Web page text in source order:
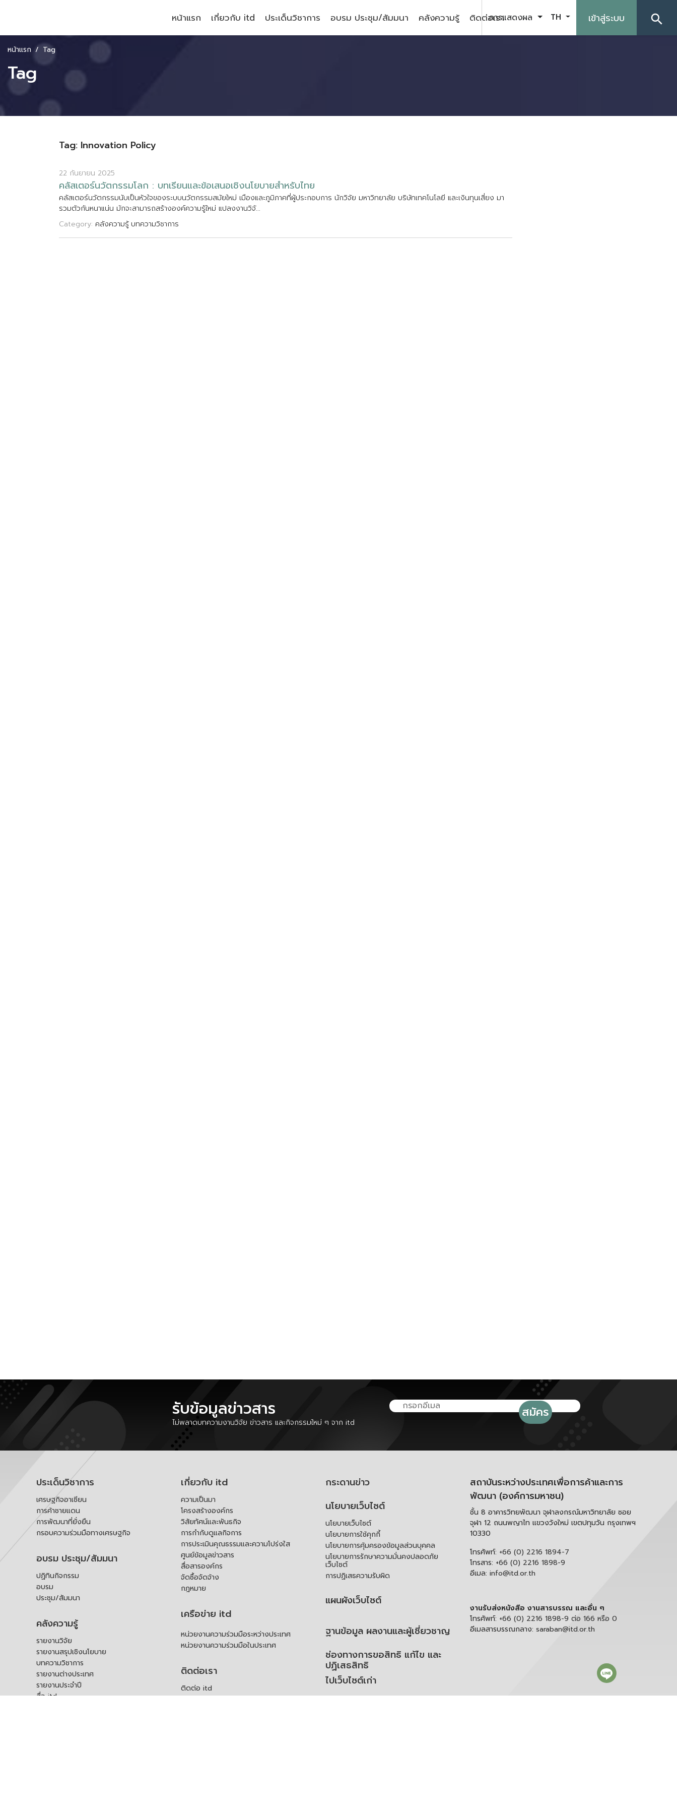
หน้าแรก เกี่ยวกับ itd ประเด็นวิชาการ อบรม ประชุม/สัมมนา คลังความรู้ ติดต่อเราการแสดงผล TH เข้าสู่ระบบ search
หน้าแรก Tag
Tag
Tag: Innovation Policy
22 กันยายน 2025
คลสเตอรนวตกรรมโลก : บทเรยนและขอเสนอเชงนโยบายสหรบไทย
คลสเตอรนวตกรรมนบเปนหวใจของระบบนวตกรรมสมยใหม เมองและภมภาคทผประกอบการ นกวจย มหาวทยาลย บรษทเทคโนโลย และเงนทนเสยง มา
รวมตวกนหนาแนน มกจะสามารถสรางองคความรใหม แปลงงานวจ...
Category: คลังความรู้บทความวิชาการ
รับข้อมูลข่าวสาร
ไม่พลาดบทความงานวิจัย ข่าวสาร และกิจกรรมใหม่ ๆ จาก itd
ประเด็นวิชาการ
เศรษฐกิจอาเซียน
การค้าชายแดน
การพัฒนาที่ยั่งยืน
กรอบความร่วมมือทางเศรษฐกิจ
อบรม ประชุม/สัมมนา
ปฏิทินกิจกรรม
อบรม
ประชุม/สัมมนา
คลังความรู้
รายงานวิจัย
รายงานสรุปเชิงนโยบาย
บทความวิชาการ
รายงานต่างประเทศ
รายงานประจำปี
สื่อ itd
เกี่ยวกับ itd
ความเป็นมา
โครงสร้างองค์กร
วิสัยทัศน์และพันธกิจ
การกำกับดูแลกิจการ
การประเมินคุณธรรมและความโปร่งใส
ศูนย์ข้อมูลข่าวสาร
สื่อสารองค์กร
จัดซื้อจัดจ้าง
กฎหมาย
เครือข่าย itd
หน่วยงานความร่วมมือระหว่างประเทศ
หน่วยงานความร่วมมือในประเทศ
ติดต่อเรา
ติดต่อ itd
กระดานข่าว
นโยบายเว็บไซต์
นโยบายเว็บไซต์
นโยบายการใช้คุกกี้
นโยบายการคุ้มครองข้อมูลส่วนบุคคล
นโยบายการรักษาความมั่นคงปลอดภัย
เว็บไซต์
การปฏิเสธความรับผิด
แผนผังเว็บไซต์
ฐานข้อมูล ผลงานและผู้เชี่ยวชาญ
ช่องทางการขอสิทธิ แก้ไข และ
ปฏิเสธสิทธิ
ไปเว็บไซต์เก่า
สถาบันระหว่างประเทศเพื่อการค้าและการ
พัฒนา (องค์การมหาชน)
ชั้น 8 อาคารวิทยพัฒนา จุฬาลงกรณ์มหาวิทยาลัย ซอย
จุฬา 12 ถนนพญาไท แขวงวังใหม่ เขตปทุมวัน กรุงเทพฯ
10330
โทรศัพท์: +66 (0) 2216 1894-7
โทรสาร: +66 (0) 2216 1898-9
อีเมล: info@itd.or.th
งานรับส่งหนังสือ งานสารบรรณ และอื่น ๆ
โทรศัพท์: +66 (0) 2216 1898-9 ต่อ 166 หรือ 0
อีเมลสารบรรณกลาง: saraban@itd.or.th